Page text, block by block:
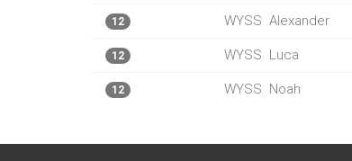
12 WYSS Alexander
12 WYSS Luca
12 WYSS Noah